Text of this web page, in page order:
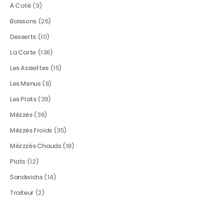
A Coté (9)
Boissons (26)
Desserts (10)
La Carte (136)
Les Assiettes (15)
Les Menus (8)
Les Plats (39)
Mézzés (36)
Mézzés Froids (35)
Mézzzés Chauds (18)
Plats (12)
Sandwichs (14)
Traiteur (2)